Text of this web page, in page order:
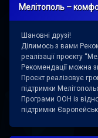
Мелітополь –
Шановні друзі!
Ділимось з вами
реалізації проєкту
Рекомендації можна
Проєкт реалізовує
підтримки
Програми ООН із
підтримки